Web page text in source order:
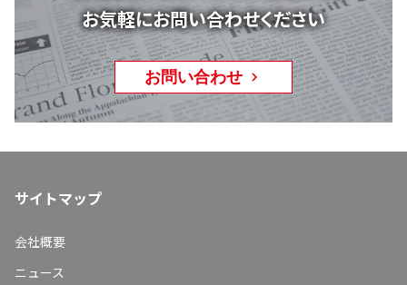
お気軽にお問い合わせください
お問い合わせ
サイトマップ
会社概要
ニュース